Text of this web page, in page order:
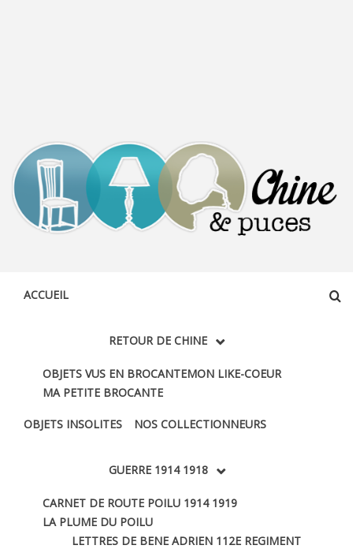
ACCUEIL
RETOUR DE CHINE
OBJETS VUS EN BROCANTEMON LIKE-COEUR
MA PETITE BROCANTE
OBJETS INSOLITES NOS COLLECTIONNEURS
GUERRE 1914 1918
CARNET DE ROUTE POILU 1914 1919
LA PLUME DU POILU
LETTRES DE BENE ADRIEN 112E REGIMENT